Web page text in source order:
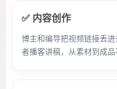
✅ 内容创作
博主和编导把视频链接丢
者播客讲稿，从素材到成